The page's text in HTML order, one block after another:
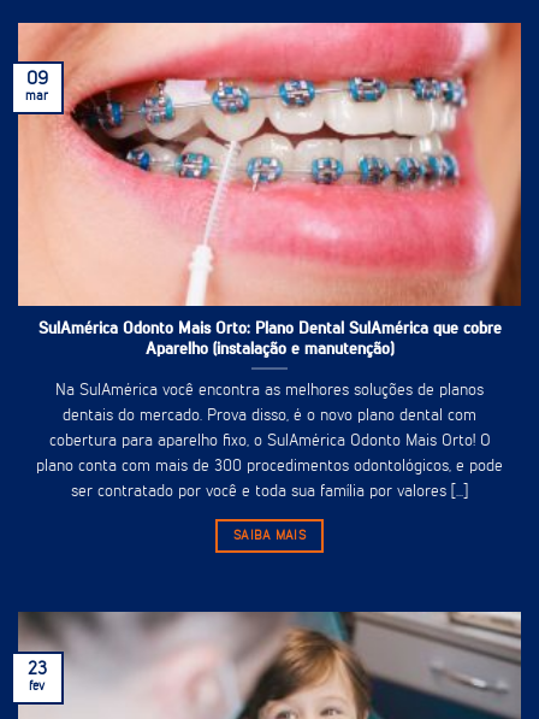
SulAmérica Odonto Mais Orto: Plano Dental SulAmérica que cobre
Aparelho (instalação e manutenção)
Na SulAmérica você encontra as melhores soluções de planos
dentais do mercado. Prova disso, é o novo plano dental com
cobertura para aparelho fixo, o SulAmérica Odonto Mais Orto! O
plano conta com mais de 300 procedimentos odontológicos, e pode
ser contratado por você e toda sua família por valores [...]
SAIBA MAIS
09
mar
23
fev